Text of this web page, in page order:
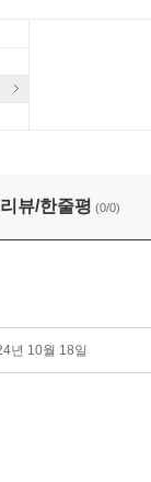
Wire/Blues
리뷰/한줄평 (0/0)
년 10월 18일